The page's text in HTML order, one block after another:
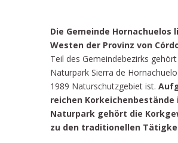
Die Gemeinde Hornachuelos
Westen der Provinz von
Teil des Gemeindebezirks
Naturpark Sierra de
1989 Naturschutzgebiet ist.
reichen Korkeichenbestände
Naturpark gehört die
zu den traditionellen